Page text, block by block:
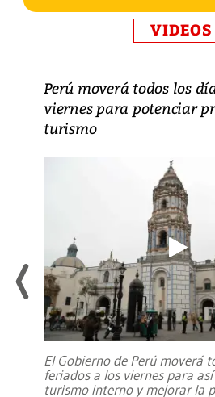
VIDEOS
Perú moverá todos los
viernes para potenciar
turismo
El Gobierno de Perú moverá
feriados a los viernes para
turismo interno y mejorar la